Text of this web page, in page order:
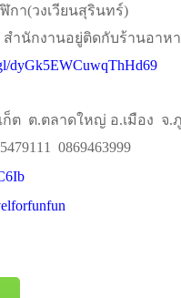
กา​(วงเวียนสุรินทร์)​
สำนักงานอยู่ติดกับร้านอาห
dyGk5EWCuwqThHd69
ต ต.ตลาดใหญ่ อ.เมือง จ.ภู
0869463999